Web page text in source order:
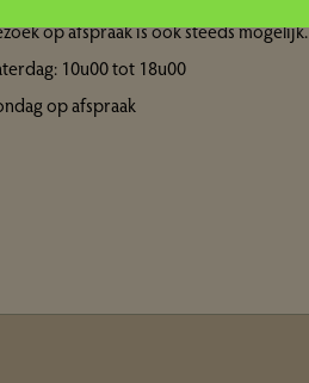
op afspraak is ook steeds mogelijk.
10u00 tot 18u00
op afspraak